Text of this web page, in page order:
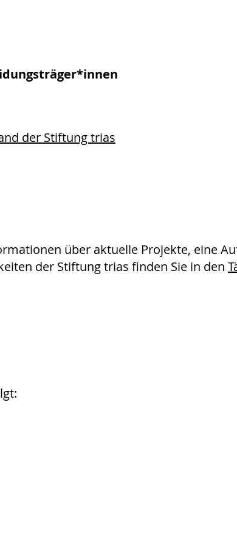
der Stiftung trias
über aktuelle Projekte, eine
der Stiftung trias finden Sie in den